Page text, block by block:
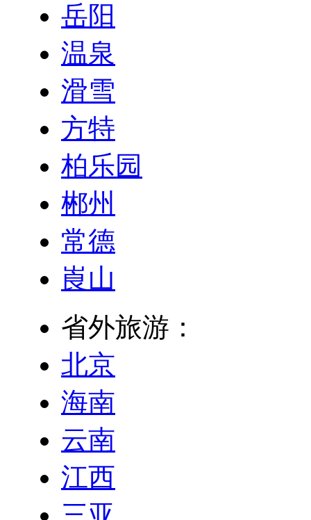
岳阳
温泉
滑雪
方特
柏乐园
郴州
常德
崀山
省外旅游：
北京
海南
云南
江西